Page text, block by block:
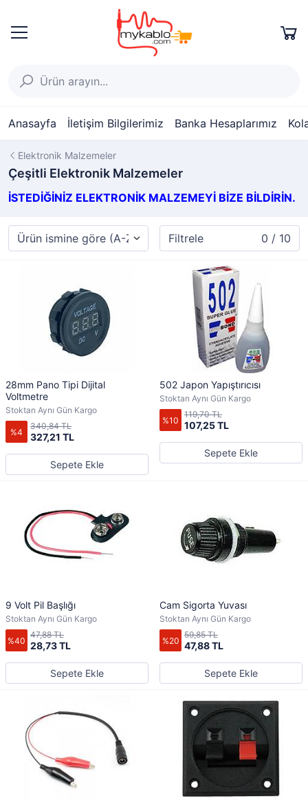
Anasayfa İletişim Bilgilerimiz Banka Hesaplarımız
Elektronik Malzemeler
Çeşitli Elektronik Malzemeler
İSTEDİĞİNİZ ELEKTRONİK MALZEMEYİ BİZE BİLDİRİN.
Filtrele 0 / 10
28mm Pano Tipi Dijital
Voltmetre
Stoktan Aynı Gün Kargo
%4 327,21 TL
340,84 TL
Sepete Ekle
502 Japon Yapıştırıcısı
Stoktan Aynı Gün Kargo
%10 107,25 TL
119,70 TL
Sepete Ekle
9 Volt Pil Başlığı
Stoktan Aynı Gün Kargo
%40 28,73 TL
47,88 TL
Sepete Ekle
Cam Sigorta Yuvası
Stoktan Aynı Gün Kargo
%20 47,88 TL
59,85 TL
Sepete Ekle